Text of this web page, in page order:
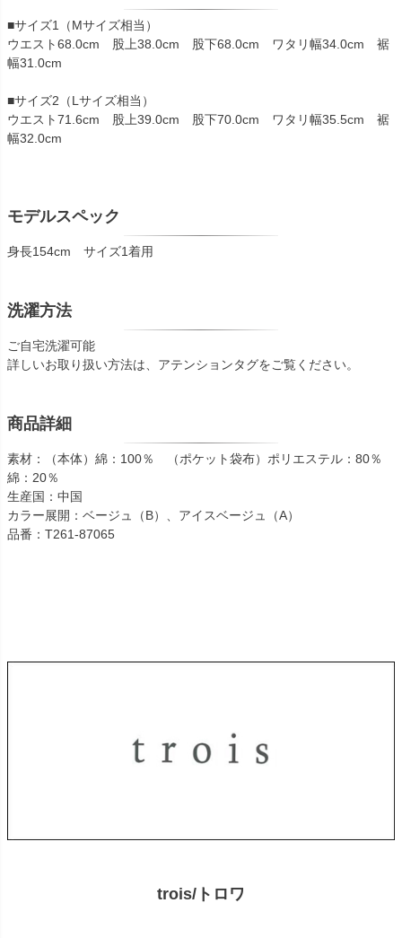
■サイズ1（Mサイズ相当）
ウエスト68.0cm 股上38.0cm 股下68.0cm ワタリ幅34.0cm 裾
幅31.0cm
■サイズ2（Lサイズ相当）
ウエスト71.6cm 股上39.0cm 股下70.0cm ワタリ幅35.5cm 裾
幅32.0cm
モデルスペック
身長154cm サイズ1着用
洗濯方法
ご自宅洗濯可能
詳しいお取り扱い方法は、アテンションタグをご覧ください。
商品詳細
素材：（本体）綿：100％ （ポケット袋布）ポリエステル：80％
綿：20％
生産国：中国
カラー展開：ベージュ（B）、アイスベージュ（A）
品番：T261-87065
trois/トロワ